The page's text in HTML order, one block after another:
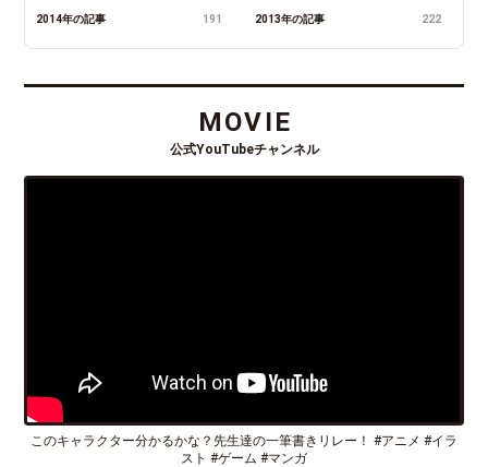
2014年の記事 191 2013年の記事 222
MOVIE
公式YouTubeチャンネル
このキャラクター分かるかな？先生達の一筆書きリレー！ #アニメ #イラ
スト #ゲーム #マンガ